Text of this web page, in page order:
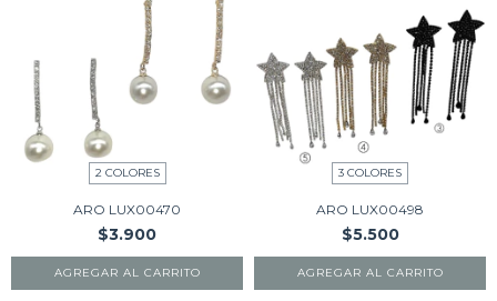
2 COLORES
ARO LUX00470
$3.900
AGREGAR AL CARRITO
3 COLORES
ARO LUX00498
$5.500
AGREGAR AL CARRITO